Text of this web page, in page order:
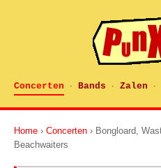
Concerten · Bands · Zalen ·
Home › Concerten › Bongloard,
Beachwaiters